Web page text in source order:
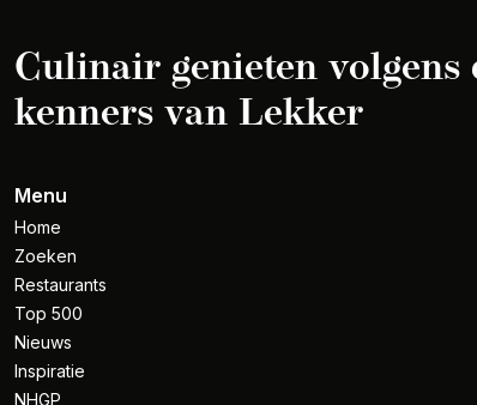
Culinair genieten volgens
kenners van Lekker
Menu
Home
Zoeken
Restaurants
Top 500
Nieuws
Inspiratie
NHGP